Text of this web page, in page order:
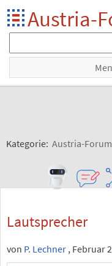
Austria-
Kategorie: Austria-Forum
Lautsprecher
von P. Lechner , Februar